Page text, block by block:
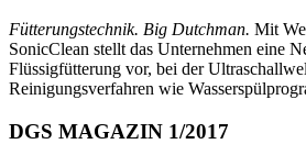
Fütterungstechnik. Big Dutchman. Mit
SonicClean stellt das Unternehmen eine
Flüssigfütterung vor, bei der
Reinigungsverfahren wie
DGS MAGAZIN 1/2017